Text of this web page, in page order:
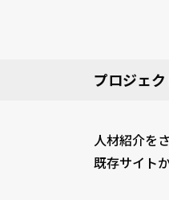
プロジェ
人材紹介を
既存サイト